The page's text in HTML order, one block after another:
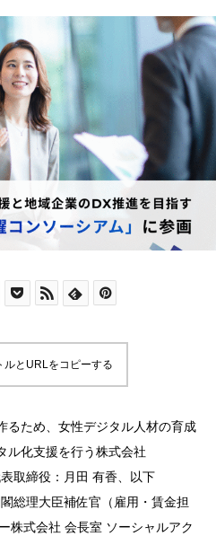
ルとURLをコピーする
るため、女性デジタル人材の育成
ル化支援を行う株式会社
取締役：月田 有香、以下
総理大臣補佐官（雇用・賃金担
株式会社 会長室 ソーシャルアク